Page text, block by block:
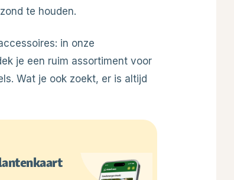
te houden.
in onze
je een ruim assortiment voor
Wat je ook zoekt, er is altijd